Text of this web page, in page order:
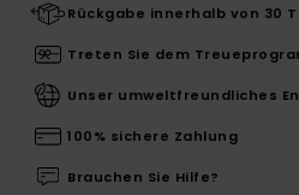
Rückgabe innerhalb von 30
Treten Sie dem
Unser umweltfreundliches
100% sichere Zahlung
Brauchen Sie Hilfe?